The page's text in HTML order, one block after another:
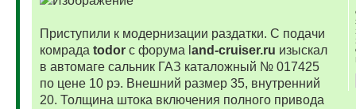
Приступили к модернизации раздатки. С подачи
комрада todorс форума l and-cruiser.ru изыскал
в автомаге сальник ГАЗ каталожный № 017425
по цене 10 рэ. Внешний размер 35, внутренний
20. Толщина штока включения полного привода